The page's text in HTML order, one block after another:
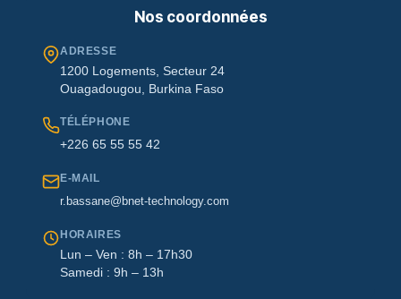
Nos coordonnées
ADRESSE
1200 Logements, Secteur 24
Ouagadougou, Burkina Faso
TÉLÉPHONE
+226 65 55 55 42
E-MAIL
r.bassane@bnet-technology.com
HORAIRES
Lun – Ven : 8h – 17h30
Samedi : 9h – 13h